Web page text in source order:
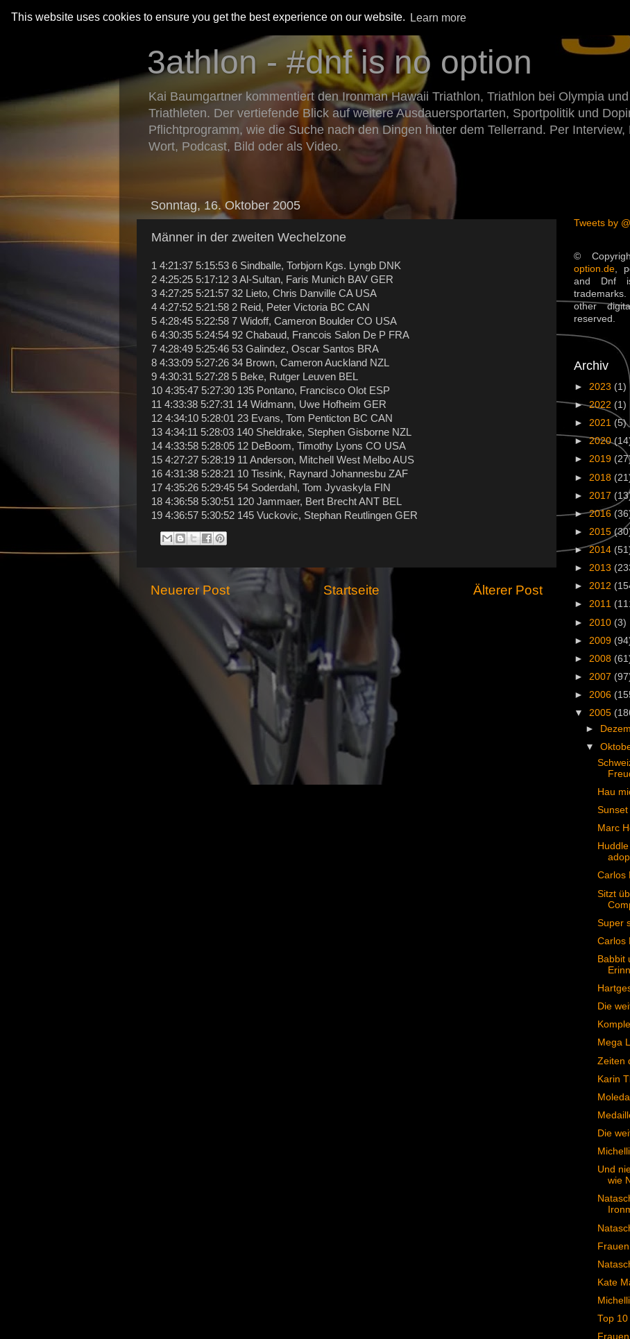
This website uses cookies to ensure you get the best experience on our website. Learn more
3athlon - #dnf is no option
Kai Baumgartner kommentiert den Ironman Hawaii Triathlon, Triathlon bei Olympia
Triathleten. Der vertiefende Blick auf weitere Ausdauersportarten, Sportpolitik und
Pflichtprogramm, wie die Suche nach den Dingen hinter dem Tellerrand. Per
Wort, Podcast, Bild oder als Video.
Sonntag, 16. Oktober 2005
Männer in der zweiten Wechelzone
1 4:21:37 5:15:53 6 Sindballe, Torbjorn Kgs. Lyngb DNK
2 4:25:25 5:17:12 3 Al-Sultan, Faris Munich BAV GER
3 4:27:25 5:21:57 32 Lieto, Chris Danville CA USA
4 4:27:52 5:21:58 2 Reid, Peter Victoria BC CAN
5 4:28:45 5:22:58 7 Widoff, Cameron Boulder CO USA
6 4:30:35 5:24:54 92 Chabaud, Francois Salon De P FRA
7 4:28:49 5:25:46 53 Galindez, Oscar Santos BRA
8 4:33:09 5:27:26 34 Brown, Cameron Auckland NZL
9 4:30:31 5:27:28 5 Beke, Rutger Leuven BEL
10 4:35:47 5:27:30 135 Pontano, Francisco Olot ESP
11 4:33:38 5:27:31 14 Widmann, Uwe Hofheim GER
12 4:34:10 5:28:01 23 Evans, Tom Penticton BC CAN
13 4:34:11 5:28:03 140 Sheldrake, Stephen Gisborne NZL
14 4:33:58 5:28:05 12 DeBoom, Timothy Lyons CO USA
15 4:27:27 5:28:19 11 Anderson, Mitchell West Melbo AUS
16 4:31:38 5:28:21 10 Tissink, Raynard Johannesbu ZAF
17 4:35:26 5:29:45 54 Soderdahl, Tom Jyvaskyla FIN
18 4:36:58 5:30:51 120 Jammaer, Bert Brecht ANT BEL
19 4:36:57 5:30:52 145 Vuckovic, Stephan Reutlingen GER
Neuerer Post Älterer Post
Startseite
Tweets by
©
option.de ,
and Dnf
other
reserved.
Archiv
► 2023 (1)
►2022 (1)
► 2021 (5)
►2020
► 2019
► 2018
► 2017
►2016
► 2015
►2014
► 2013
► 2012
► 2011
► 2010 (3)
► 2009
► 2008
► 2007
► 2006
▼ 2005
►
▼
Hau
Marc
Carlos
Sitzt
Super
Carlos
Babbit
Die
Mega
Zeiten
Karin
Die
Und
wie
Kate
Top